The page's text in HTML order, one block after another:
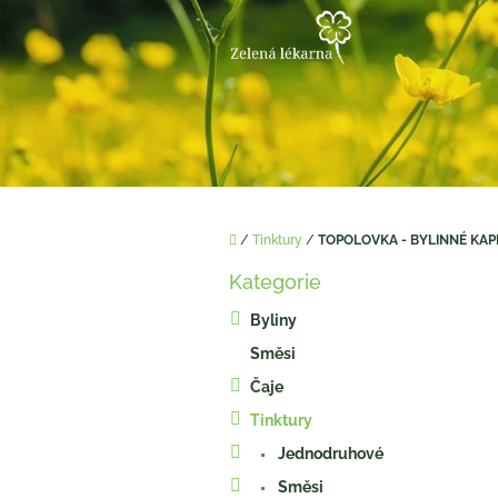
obsah
Domů
/ Tinktury / TOPOLOVKA - BYLINNÉ
Přeskočit
Kategorie
Byliny
Směsi
Čaje
Tinktury
Jednodruhové
Směsi